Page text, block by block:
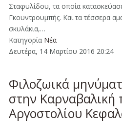
Σταφυλίδου, τα οποία
Γκουντρουμπής. Και τα τέσσερα
σκυλάκια,…
Κατηγορία Νέα
Δευτέρα, 14 Μαρτίου 2016 20:24
Φιλοζωικά
στην Καρναβαλική
Αργοστολίου